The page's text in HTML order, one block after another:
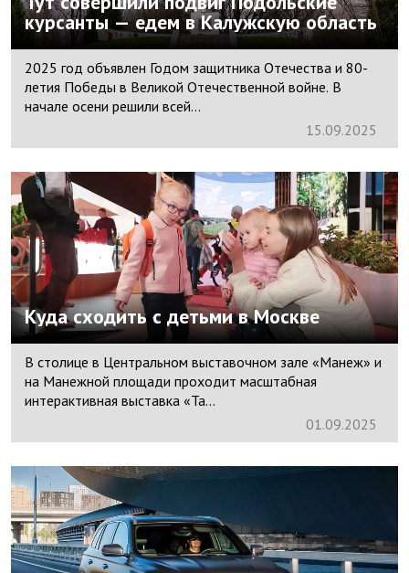
курсанты — едем в Калужскую область
2025 год объявлен Годом защитника Отечества и 80-
летия Победы в Великой Отечественной войне. В
начале осени решили всей...
15.09.2025
Куда сходить с детьми в Москве
В столице в Центральном выставочном зале «Манеж» и
на Манежной площади проходит масштабная
интерактивная выставка «Та...
01.09.2025